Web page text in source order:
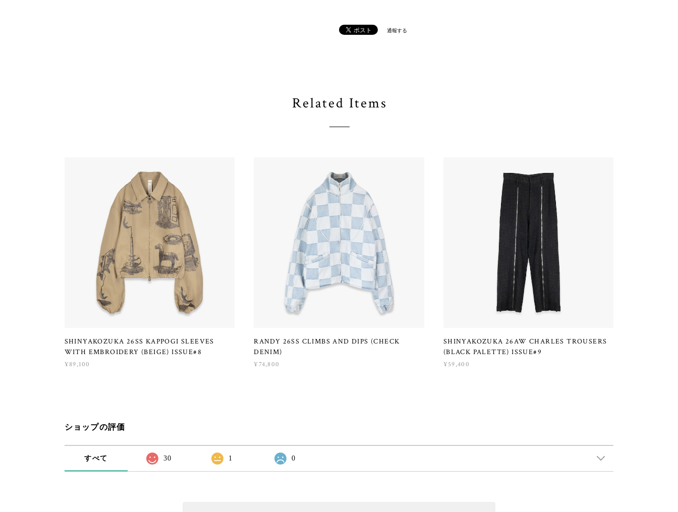
通報する
Related Items
SHINYAKOZUKA 26SS KAPPOGI SLEEVES
WITH EMBROIDERY (BEIGE) ISSUE#8
¥89,100
RANDY 26SS CLIMBS AND DIPS (CHECK
DENIM)
¥74,800
SHINYAKOZUKA 26AW CHARLES TROUSERS
(BLACK PALETTE) ISSUE#9
¥59,400
ショップの評価
すべて 30 1 0